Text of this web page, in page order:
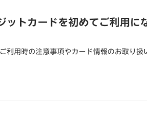
ットカードを初めてご利用に
利用時の注意事項やカード情報のお取り